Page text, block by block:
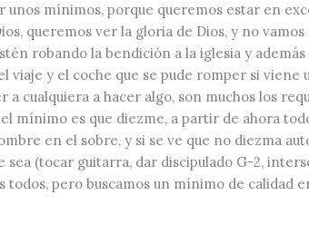
unos mínimos, porque queremos estar en
queremos ver la gloria de Dios, y no
robando la bendición a la iglesia y
viaje y el coche que se pude romper si viene
cualquiera a hacer algo, son muchos los
mínimo es que diezme, a partir de ahora
en el sobre, y si se ve que no diezma
sea (tocar guitarra, dar discipulado G-2,
todos, pero buscamos un mínimo de calidad